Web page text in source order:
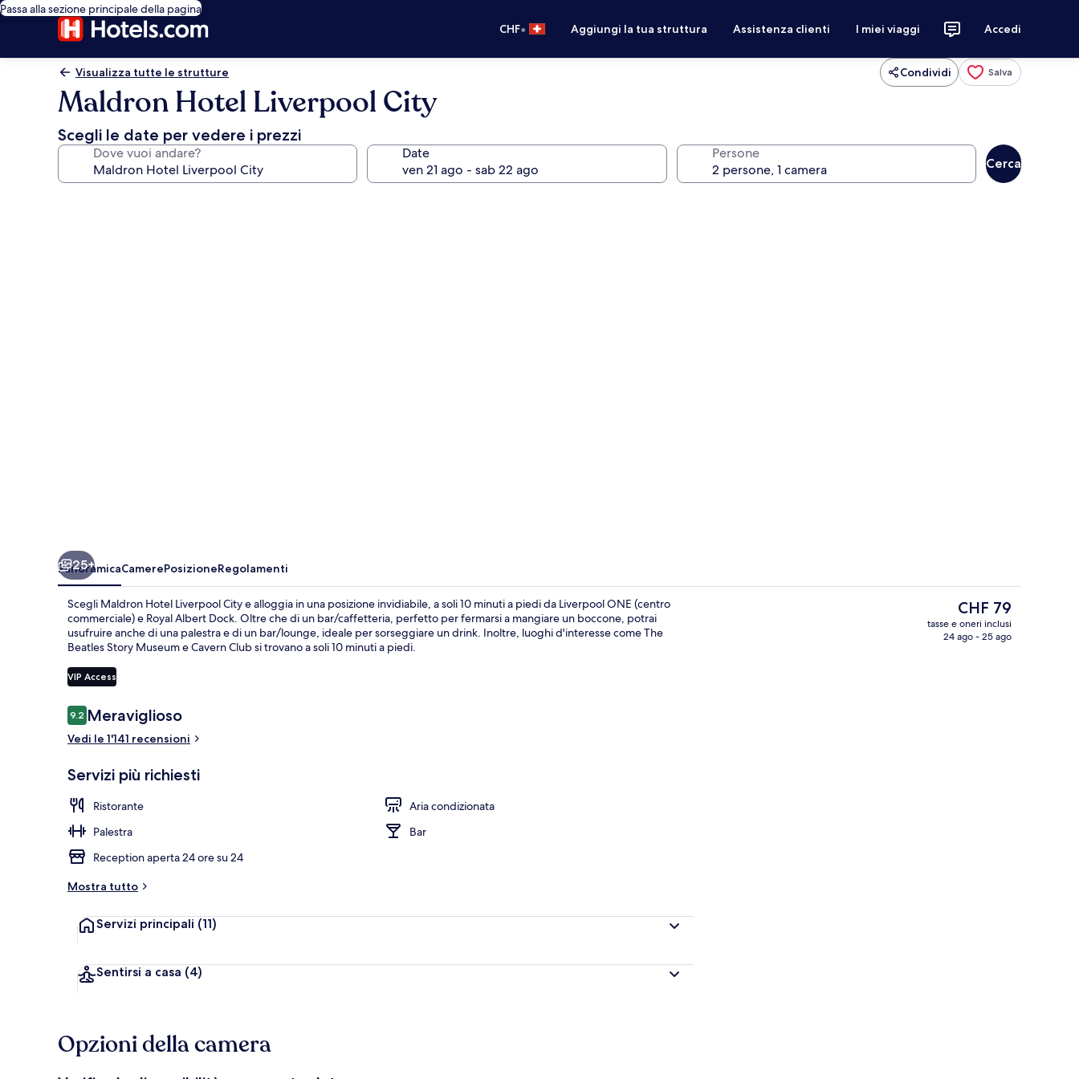
Passa alla sezione principale della pagina
CHF• Aggiungi la tua struttura Assistenza clienti I miei viaggi Accedi
Visualizza tutte le strutture Condividi Salva
Maldron Hotel Liverpool City
Scegli le date per vedere i prezzi
Dove vuoi andare? Date Persone
Cerca
25+
PanoramicaCamerePosizioneRegolamenti
Scegli Maldron Hotel Liverpool City e alloggia in una posizione invidiabile, a soli 10 minuti a piedi da Liverpool ONE (centro
commerciale) e Royal Albert Dock. Oltre che di un bar/caffetteria, perfetto per fermarsi a mangiare un boccone, potrai
usufruire anche di una palestra e di un bar/lounge, ideale per sorseggiare un drink. Inoltre, luoghi d'interesse come The
Beatles Story Museum e Cavern Club si trovano a soli 10 minuti a piedi.
VIP Access
Recensioni
9.29.2 su 10
Meraviglioso
Vedi le 1'141 recensioni
Servizi più richiesti
Ristorante
Aria condizionata
Palestra
Bar
Reception aperta 24 ore su 24
Mostra tutto
Servizi principali (11)
Sentirsi a casa (4)
Il
prezzo
attuale
CHF 79
tasse e oneri inclusi
24 ago - 25 ago
Opzioni della camera